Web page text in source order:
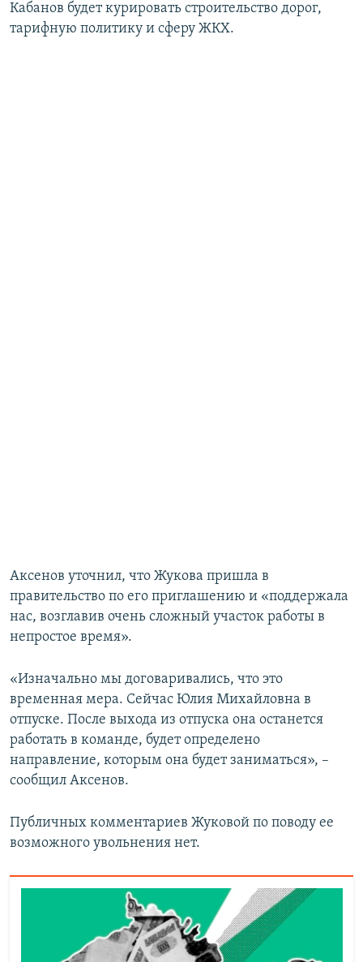
Кабанов будет курировать строительство дорог,
тарифную политику и сферу ЖКХ.
Аксенов уточнил, что Жукова пришла в
правительство по его приглашению и «поддержала
нас, возглавив очень сложный участок работы в
непростое время».
«Изначально мы договаривались, что это
временная мера. Сейчас Юлия Михайловна в
отпуске. После выхода из отпуска она останется
работать в команде, будет определено
направление, которым она будет заниматься», –
сообщил Аксенов.
Публичных комментариев Жуковой по поводу ее
возможного увольнения нет.